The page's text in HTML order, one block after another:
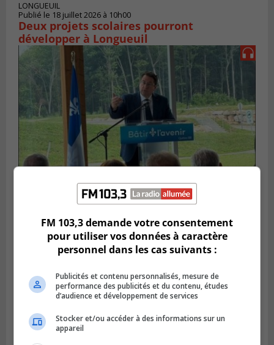
LONGUEUIL
Publié le 18 juillet 2026 à 10h00
Deux projets scolaires pourront
développer à Longueuil
L’ÉNA de Saint-Hubert pourrait vivre une
forte croissance
FM 103,3 demande votre consentement
pour utiliser vos données à caractère
personnel dans les cas suivants :
Publicités et contenu personnalisés, mesure de
performance des publicités et du contenu, études
d’audience et développement de services
Stocker et/ou accéder à des informations sur un
appareil